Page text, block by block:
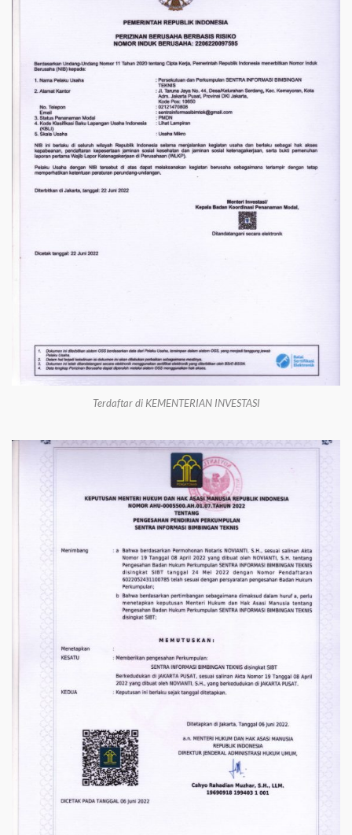
Terdaftar di KEMENTERIAN INVESTASI